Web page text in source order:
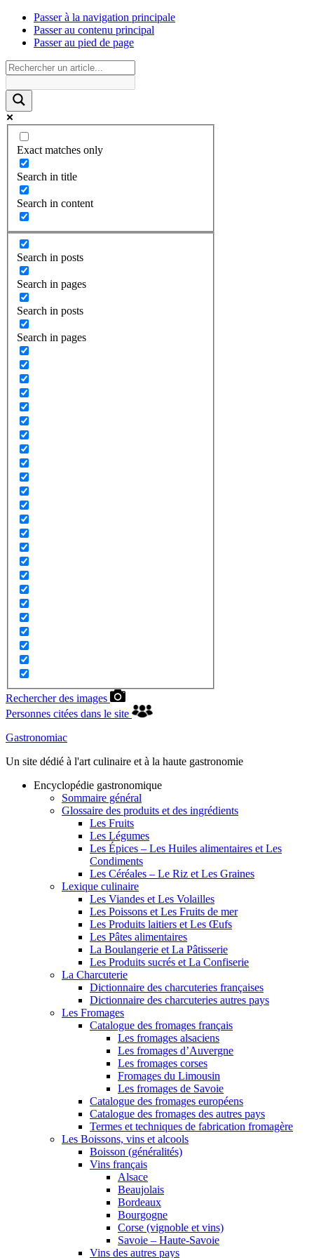
Passer à la navigation principale
Passer au contenu principal
Passer au pied de page
Exact matches only
Search in title
Search in content
Search in posts
Search in pages
Search in posts
Search in pages
Rechercher des images
Personnes citées dans le site
Gastronomiac
Un site dédié à l'art culinaire et à la haute gastronomie
Encyclopédie gastronomique
Sommaire général
Glossaire des produits et des ingrédients
Les Fruits
Les Légumes
Les Épices – Les Huiles alimentaires et Les
Condiments
Les Céréales – Le Riz et Les Graines
Lexique culinaire
Les Viandes et Les Volailles
Les Poissons et Les Fruits de mer
Les Produits laitiers et Les Œufs
Les Pâtes alimentaires
La Boulangerie et La Pâtisserie
Les Produits sucrés et La Confiserie
La Charcuterie
Dictionnaire des charcuteries françaises
Dictionnaire des charcuteries autres pays
Les Fromages
Catalogue des fromages français
Les fromages alsaciens
Les fromages d’Auvergne
Les fromages corses
Fromages du Limousin
Les fromages de Savoie
Catalogue des fromages européens
Catalogue des fromages des autres pays
Termes et techniques de fabrication fromagère
Les Boissons, vins et alcools
Boisson (généralités)
Vins français
Alsace
Beaujolais
Bordeaux
Bourgogne
Corse (vignoble et vins)
Savoie – Haute-Savoie
Vins des autres pays